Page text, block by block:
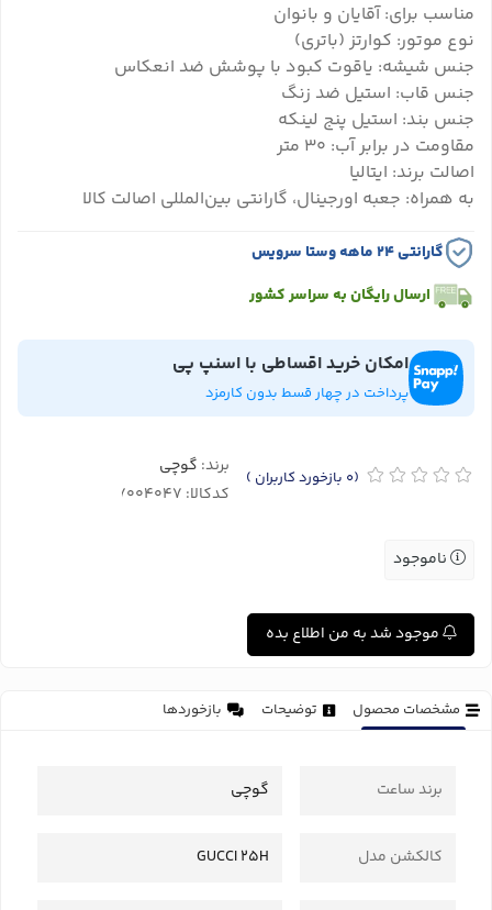
مناسب برای: آقایان و بانوان
نوع موتور: کوارتز (باتری)
جنس شیشه: یاقوت کبود با پوشش ضد انعکاس
جنس قاب: استیل ضد زنگ
جنس بند: استیل پنج لینکه
مقاومت در برابر آب: 30 متر
اصالت برند: ایتالیا
به همراه: جعبه اورجینال، گارانتی بین‌المللی اصالت کالا
گارانتی ۲۴ ماهه وستا سرویس
ارسال رایگان به سراسر کشور
امکان خرید اقساطی با اسنپ پی
پرداخت در چهار قسط بدون کارمزد
(0 بازخورد کاربران ) برند: گوچی
کدکالا:
ناموجود
موجود شد به من اطلاع بده
مشخصات محصول توضیحات بازخوردها
برند ساعت گوچی
کالکشن مدل GUCCI 25H